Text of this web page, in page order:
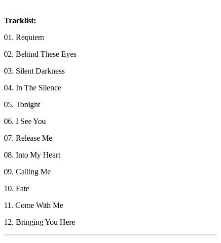
Tracklist:
01. Requiem
02. Behind These Eyes
03. Silent Darkness
04. In The Silence
05. Tonight
06. I See You
07. Release Me
08. Into My Heart
09. Calling Me
10. Fate
11. Come With Me
12. Bringing You Here